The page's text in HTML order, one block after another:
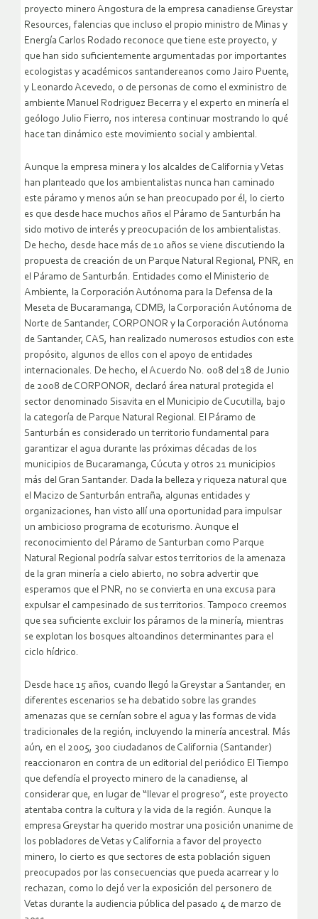
proyecto minero Angostura de la empresa canadiense Greystar
Resources, falencias que incluso el propio ministro de Minas y
Energía Carlos Rodado reconoce que tiene este proyecto, y
que han sido suficientemente argumentadas por importantes
ecologistas y académicos santandereanos como Jairo Puente,
y Leonardo Acevedo, o de personas de como el exministro de
ambiente Manuel Rodriguez Becerra y el experto en minería el
geólogo Julio Fierro, nos interesa continuar mostrando lo qué
hace tan dinámico este movimiento social y ambiental.
Aunque la empresa minera y los alcaldes de California y Vetas
han planteado que los ambientalistas nunca han caminado
este páramo y menos aún se han preocupado por él, lo cierto
es que desde hace muchos años el Páramo de Santurbán ha
sido motivo de interés y preocupación de los ambientalistas.
De hecho, desde hace más de 10 años se viene discutiendo la
propuesta de creación de un Parque Natural Regional, PNR, en
el Páramo de Santurbán. Entidades como el Ministerio de
Ambiente, la Corporación Autónoma para la Defensa de la
Meseta de Bucaramanga, CDMB, la Corporación Autónoma de
Norte de Santander, CORPONOR y la Corporación Autónoma
de Santander, CAS, han realizado numerosos estudios con este
propósito, algunos de ellos con el apoyo de entidades
internacionales. De hecho, el Acuerdo No. 008 del 18 de Junio
de 2008 de CORPONOR, declaró área natural protegida el
sector denominado Sisavita en el Municipio de Cucutilla, bajo
la categoría de Parque Natural Regional. El Páramo de
Santurbán es considerado un territorio fundamental para
garantizar el agua durante las próximas décadas de los
municipios de Bucaramanga, Cúcuta y otros 21 municipios
más del Gran Santander. Dada la belleza y riqueza natural que
el Macizo de Santurbán entraña, algunas entidades y
organizaciones, han visto allí una oportunidad para impulsar
un ambicioso programa de ecoturismo. Aunque el
reconocimiento del Páramo de Santurban como Parque
Natural Regional podría salvar estos territorios de la amenaza
de la gran minería a cielo abierto, no sobra advertir que
esperamos que el PNR, no se convierta en una excusa para
expulsar el campesinado de sus territorios. Tampoco creemos
que sea suficiente excluir los páramos de la minería, mientras
se explotan los bosques altoandinos determinantes para el
ciclo hídrico.
Desde hace 15 años, cuando llegó la Greystar a Santander, en
diferentes escenarios se ha debatido sobre las grandes
amenazas que se cernían sobre el agua y las formas de vida
tradicionales de la región, incluyendo la minería ancestral. Más
aún, en el 2005, 300 ciudadanos de California (Santander)
reaccionaron en contra de un editorial del periódico El Tiempo
que defendía el proyecto minero de la canadiense, al
considerar que, en lugar de “llevar el progreso”, este proyecto
atentaba contra la cultura y la vida de la región. Aunque la
empresa Greystar ha querido mostrar una posición unanime de
los pobladores de Vetas y California a favor del proyecto
minero, lo cierto es que sectores de esta población siguen
preocupados por las consecuencias que pueda acarrear y lo
rechazan, como lo dejó ver la exposición del personero de
Vetas durante la audiencia pública del pasado 4 de marzo de